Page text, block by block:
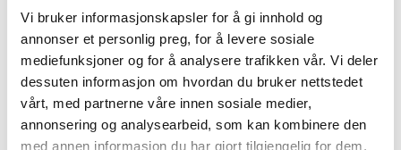
Vi bruker informasjonskapsler for å gi innhold og
annonser et personlig preg, for å levere sosiale
mediefunksjoner og for å analysere trafikken vår. Vi deler
dessuten informasjon om hvordan du bruker nettstedet
vårt, med partnerne våre innen sosiale medier,
annonsering og analysearbeid, som kan kombinere den
med annen informasjon du har gjort tilgjengelig for dem,